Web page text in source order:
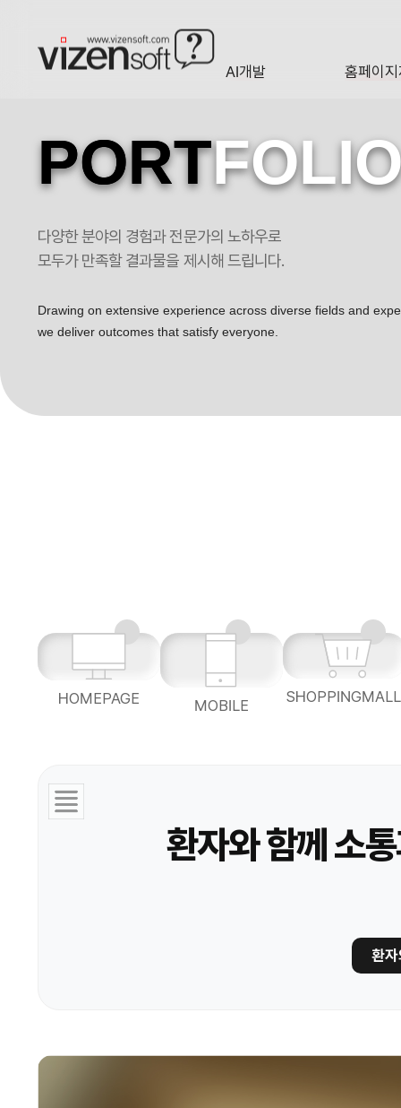
AI개발 홈페이
환자와 함께 소통과 공감하며 진료하는 가족처럼 편안한 병원 포트폴리오
PORT
다양한 분야의 경험과 전문가의 노하우로
모두가 만족할 결과물을 제시해 드립니다.
Drawing on extensive experience across diverse fields and
we deliver outcomes that satisfy everyone.
HOMEPAGE MOBILE SHOPPINGMALL
환자와 함께 소
환